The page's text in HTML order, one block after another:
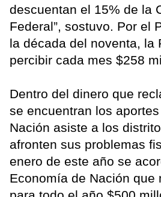
descuentan el 15% de la
Federal”, sostuvo. Por el
la década del noventa, la
percibir cada mes $258
Dentro del dinero que
se encuentran los
Nación asiste a los
afronten sus problemas
enero de este año se
Economía de Nación que